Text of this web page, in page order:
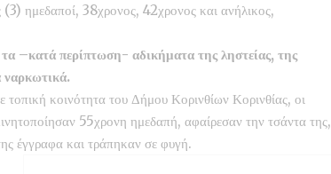
ημεδαποί, 38χρονος, 42χρονος και ανήλικος,
–κατά περίπτωση- αδικήματα της ληστείας, της
ναρκωτικά.
κοινότητα του Δήμου Κορινθίων Κορινθίας, οι
55χρονη ημεδαπή, αφαίρεσαν την τσάντα της,
έγγραφα και τράπηκαν σε φυγή.